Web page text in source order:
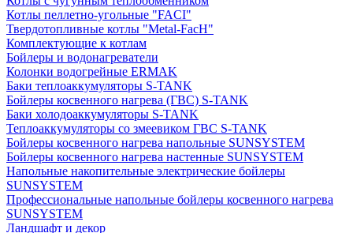
Котлы пеллетно-угольные "FACI"
Твердотопливные котлы "Metal-FacH"
Комплектующие к котлам
Бойлеры и водонагреватели
Колонки водогрейные ERMAK
Баки теплоаккумуляторы S-TANK
Бойлеры косвенного нагрева (ГВС) S-TANK
Баки холодоаккумуляторы S-TANK
Теплоаккумуляторы со змеевиком ГВС S-TANK
Бойлеры косвенного нагрева напольные SUNSYSTEM
Бойлеры косвенного нагрева настенные SUNSYSTEM
Напольные накопительные электрические бойлеры
SUNSYSTEM
Профессиональные напольные бойлеры косвенного нагрева
SUNSYSTEM
Ландшафт и декор